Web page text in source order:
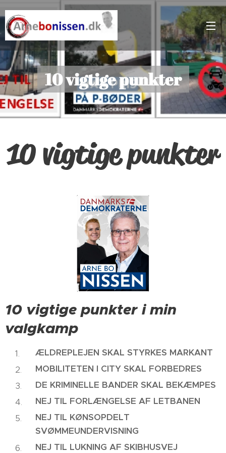
10 vigtige punkter
10 vigtige punkter
10 vigtige punkter i min
valgkamp
ÆLDREPLEJEN SKAL STYRKES MARKANT
MOBILITETEN I CITY SKAL FORBEDRES
DE KRIMINELLE BANDER SKAL BEKÆMPES
NEJ TIL FORLÆNGELSE AF LETBANEN
NEJ TIL KØNSOPDELT
SVØMMEUNDERVISNING
NEJ TIL LUKNING AF SKIBHUSVEJ